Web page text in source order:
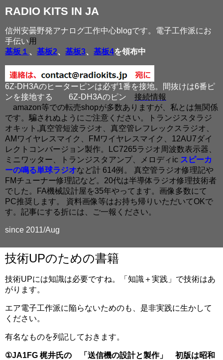
RADIO KITS IN JA
信州安曇野発アナログ工作中心blogです。電子工作派にお
手伝い用
基板１ 、 基板2、 基板3、 基板4を領布中
6Z-DH3Aのヒーターピンは必ず1番を接地。間抜けは6番ピ
ンを接地する
6Z-DH3Aのピン 接続情報
amazon等での転売shopが多数ありますが、私とは無関係
です。騙されぬようにご注意ください。トランジスタラジ
オキット,真空管短波ラジオ、真空管レフレックスラジオ、
AMワイヤレスマイク、FMワイヤレスマイク、12AU7ダイ
レクトコンバージョン製作。LC7265ラジオ周波数表示器、
ミニワッター、トランジスタアンプ、メロディic スピーカ
ーの鳴る単球ラジオなど計 614例。 真空管ラジオ修理記や
FMチューナー修理記など。20代は半導体ラジオ修理技術者
でした。FA機械設計屋を35年やってます。画像多数にて
PC推奨します。 資料画像等はお持ち帰りいただいてOKで
す。記事にする折には、ご一報ください。
since 2011/Aug
技術UPのための書籍
技術UPには知識は必要ですね。「知識＋実践」で技術はあ
がります。
エア電子工作派に陥らないためのも、是非実践に生かして
ください。
有名なものを列記しておきます。
①JA1FG 梶井氏の 「送信機の設計と製作」 初版は昭和